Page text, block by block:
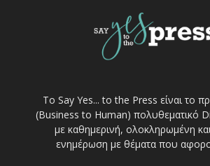
Το Say Yes... to the Press είναι το
(Business to Human) πολυθεματικό
με καθημερινή, ολοκληρωμένη
ενημέρωση με θέματα που